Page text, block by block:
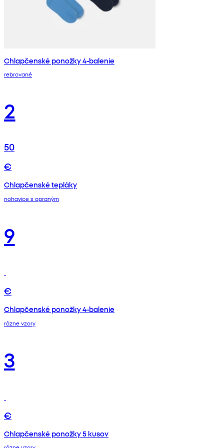
Chlapčenské ponožky 4-balenie
rebrované
2
50
€
Chlapčenské tepláky
nohavice s opraným
9
€
Chlapčenské ponožky 4-balenie
rôzne vzory
3
€
Chlapčenské ponožky 5 kusov